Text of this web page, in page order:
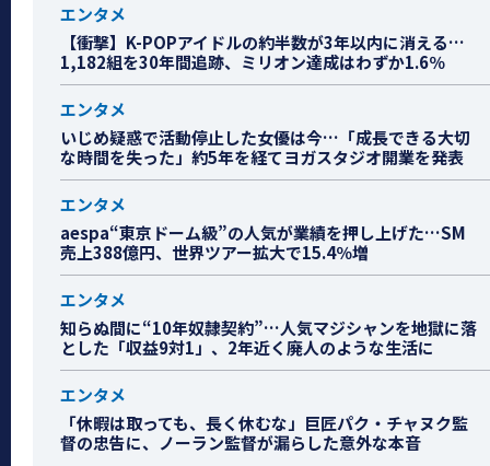
エンタメ
【衝撃】K-POPアイドルの約半数が3年以内に消える…
1,182組を30年間追跡、ミリオン達成はわずか1.6％
エンタメ
いじめ疑惑で活動停止した女優は今…「成長できる大切
な時間を失った」約5年を経てヨガスタジオ開業を発表
エンタメ
aespa“東京ドーム級”の人気が業績を押し上げた…SM
売上388億円、世界ツアー拡大で15.4％増
エンタメ
知らぬ間に“10年奴隷契約”…人気マジシャンを地獄に落
とした「収益9対1」、2年近く廃人のような生活に
エンタメ
「休暇は取っても、長く休むな」巨匠パク・チャヌク監
督の忠告に、ノーラン監督が漏らした意外な本音